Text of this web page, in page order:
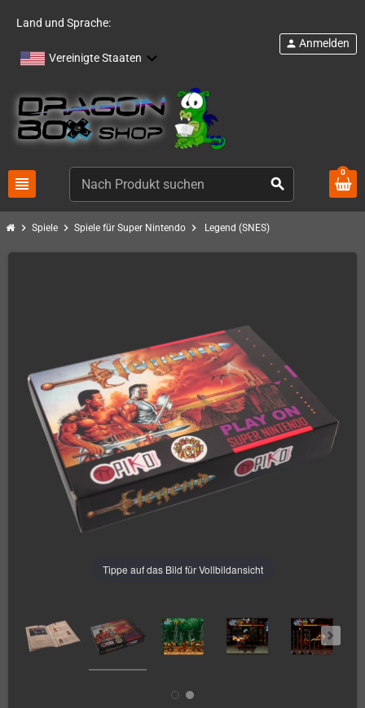
Land und Sprache:
Vereinigte Staaten
view_headline search
person Anmelden
0
chevron_right Spiele chevron_right Spiele für Super Nintendo chevron_right Legend (SNES)
Tippe auf das Bild für Vollbildansicht